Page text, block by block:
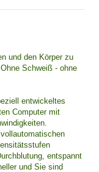
und den Körper zu
Schweiß - ohne
entwickeltes
Computer mit
entspannt
und Sie sind